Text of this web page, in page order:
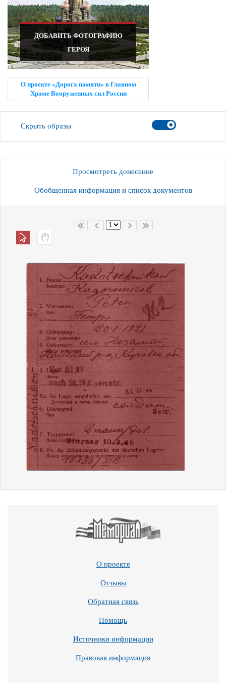
ДОБАВИТЬ ФОТОГРАФИЮ
ГЕРОЯ
О проекте «Дорога памяти» в Главном
Храме Вооруженных сил России
Скрыть образы
Просмотреть донесение
Обобщенная информация и список документов
О проекте
Отзывы
Обратная связь
Помощь
Источники информации
Правовая информация